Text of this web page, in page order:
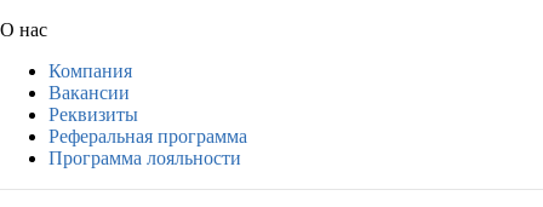
О нас
Компания
Вакансии
Реквизиты
Реферальная программа
Программа лояльности